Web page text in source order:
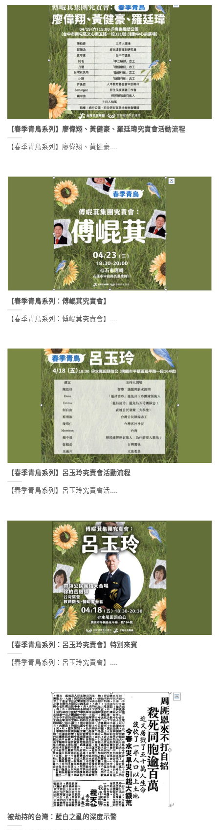
【春季青鳥系列】廖偉翔、黃健豪、羅廷瑋究責會活動流程
【春季青鳥系列】廖偉翔、黃健豪....
【春季青鳥系列：傅崐萁究責會】
【春季青鳥系列：傅崐萁究責會】....
【春季青鳥系列】呂玉玲究責會活動流程
【春季青鳥系列】呂玉玲究責會活....
【春季青鳥系列：呂玉玲究責會】特別來賓
【春季青鳥系列：呂玉玲究責會】....
被劫持的台灣：藍白之亂的深度示警